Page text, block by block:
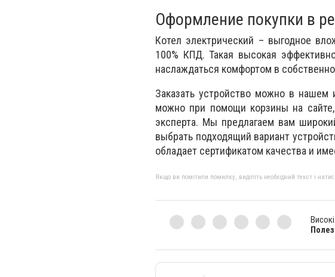
Оформление покупки в
Котел электрический – выгодное
100% КПД. Такая высокая
наслаждаться комфортом в
Заказать устройство можно в нашем
можно при помощи корзины на
эксперта. Мы предлагаем вам
выбрать подходящий вариант
обладает сертификатом качества и
Якщо ви помітили помилку, виділіть необхідний текст і